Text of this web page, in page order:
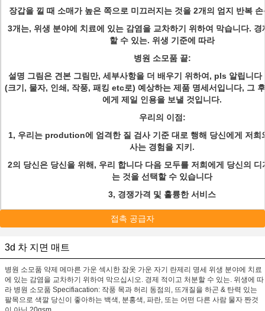
장갑을 낄 때 소매가 높은 쪽으로 미끄러지는 것을 2개의 엄지 반복
3개는, 위생 분야에 치료에 있는 감염을 교차하기 위하여 막습니다. 경
할 수 있는. 위생 기준에 따라
병원 소모품 끝:
설명 그림은 견본 그림만, 세부사항을 더 배우기 위하여, pls 알립니다
(크기, 물자, 인쇄, 작풍, 패킹 etc로) 예상하는 제품 명세서입니다, 그
에게 제일 인용을 보낼 것입니다.
우리의 이점:
1, 우리는 prodution에 엄격한 질 검사 기준 대로 행해 당신에게 저희
사는 경험을 지키.
2의 당신은 당신을 위해, 우리 합니다 다음 모두를 저희에게 당신의 디
는 것을 선택할 수 있습니다
3, 경쟁가격 및 훌륭한 서비스
접촉 공급자
3d 차 지면 매트
병원 소모품 약제 메마른 가운 섹시한 잠옷 가운 자기 란제리 명세 위생 분야에 치료
에 있는 감염을 교차하기 위하여 막으십시오. 경제 적이고 처분할 수 있는. 위생에 따
라 병원 소모품 Specifiacation: 작풍 목과 허리 동점의, 뜨개질을 하곤 & 탄력 있는
팔목으로 색깔 당신이 좋아하는 백색, 분홍색, 파란, 또는 어떤 다른 사람 물자 짠것